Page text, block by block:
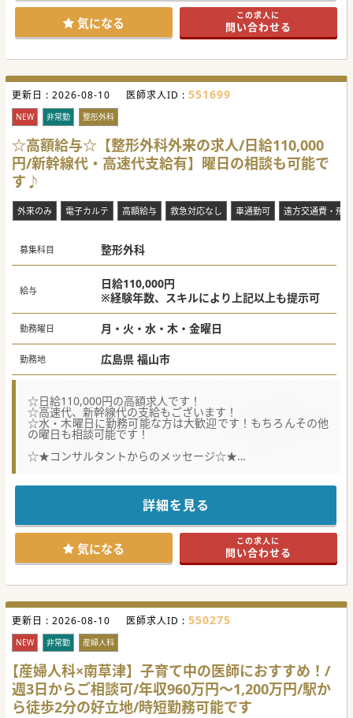
気になる この求人に
問い合わせる
更新日 : 2026-08-10 医師求人ID : 551699
NEW 非常勤 整形外科
☆高額給与☆【整形外科外来の求人/日給110,000
円/新幹線代・高速代支給有】曜日の相談も可能で
す♪
外来のみ 電子カルテ 高額給与 救急対応なし 車通勤可 遠方交通費・飛
募集科目 整形外科
給与
日給110,000円
※経験年数、スキルにより上記以上も提示可
勤務曜日 月・火・水・木・金曜日
勤務地 広島県 福山市
☆日給110,000円の高額求人です！
☆高速代、新幹線代の支給もございます！
☆水・木曜日に勤務可能な方は大歓迎です！もちろんその他
の曜日も相談可能です！
☆★コンサルタントからのメッセージ☆★
患者数が増えてきたため、体制強化を図るため募集されてい
高速代、新幹線代の支給が可能ですので、
遠方からの通勤もお気軽にご相談ください♪
詳細を見る
気になる この求人に
問い合わせる
更新日 : 2026-08-10 医師求人ID : 550275
NEW 非常勤 産婦人科
【産婦人科×南草津】子育て中の医師におすすめ！/
週3日からご相談可/年収960万円～1,200万円/駅か
ら徒歩2分の好立地/時短勤務可能です